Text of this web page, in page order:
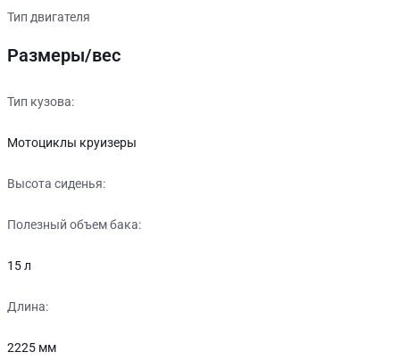
Тип двигателя
Размеры/вес
Тип кузова:
Мотоциклы круизеры
Высота сиденья:
Полезный объем бака:
15 л
Длина:
2225 мм